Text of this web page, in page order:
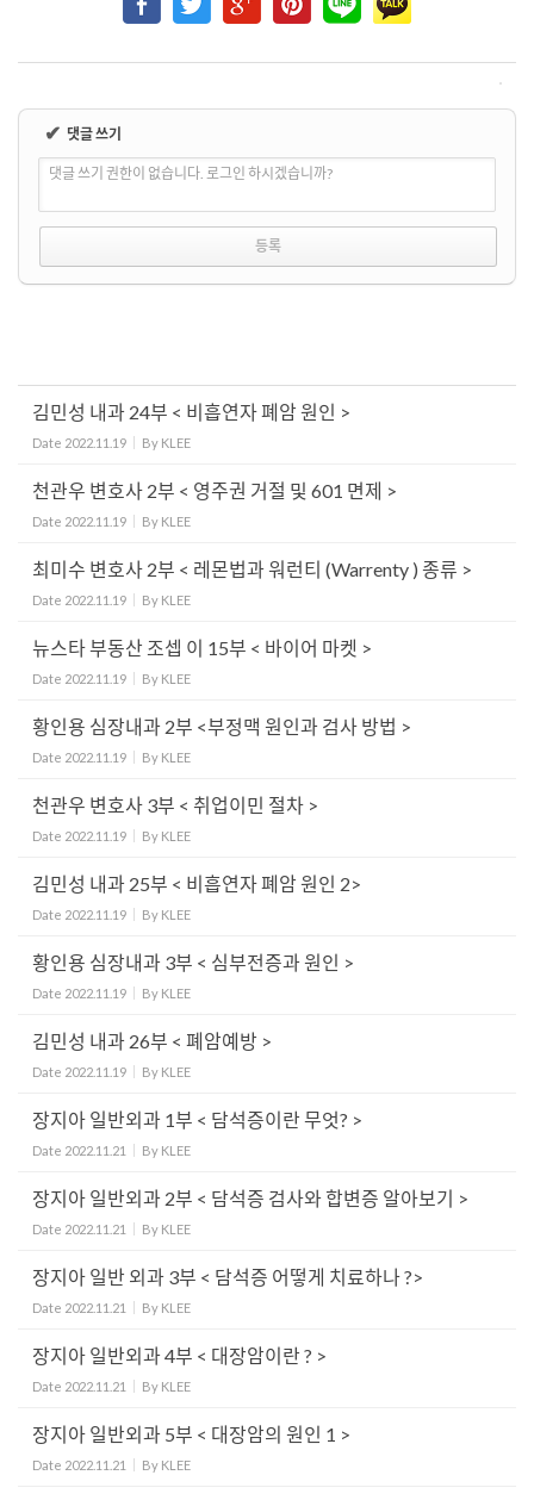
✔ 댓글 쓰기
댓글 쓰기 권한이 없습니다. 로그인 하시겠습니까?
김민성 내과 24부 < 비흡연자 폐암 원인 >
Date 2022.11.19 By KLEE
천관우 변호사 2부 < 영주권 거절 및 601 면제 >
Date 2022.11.19 By KLEE
최미수 변호사 2부 < 레몬법과 워런티 (Warrenty ) 종류 >
Date 2022.11.19 By KLEE
뉴스타 부동산 조셉 이 15부 < 바이어 마켓 >
Date 2022.11.19 By KLEE
황인용 심장내과 2부 <부정맥 원인과 검사 방법 >
Date 2022.11.19 By KLEE
천관우 변호사 3부 < 취업이민 절차 >
Date 2022.11.19 By KLEE
김민성 내과 25부 < 비흡연자 폐암 원인 2>
Date 2022.11.19 By KLEE
황인용 심장내과 3부 < 심부전증과 원인 >
Date 2022.11.19 By KLEE
김민성 내과 26부 < 폐암예방 >
Date 2022.11.19 By KLEE
장지아 일반외과 1부 < 담석증이란 무엇? >
Date 2022.11.21 By KLEE
장지아 일반외과 2부 < 담석증 검사와 합변증 알아보기 >
Date 2022.11.21 By KLEE
장지아 일반 외과 3부 < 담석증 어떻게 치료하나 ?>
Date 2022.11.21 By KLEE
장지아 일반외과 4부 < 대장암이란 ? >
Date 2022.11.21 By KLEE
장지아 일반외과 5부 < 대장암의 원인 1 >
Date 2022.11.21 By KLEE